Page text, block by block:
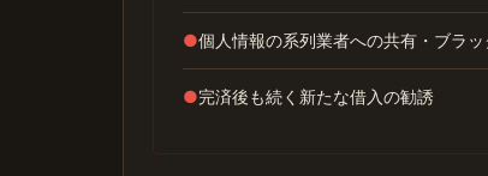
●個人情報の系列業者への共有・ブラ
●完済後も続く新たな借入の勧誘